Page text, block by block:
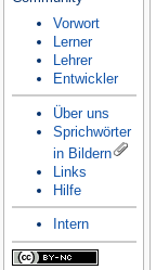
Vorwort
Lerner
Lehrer
Entwickler
Über uns
Sprichwörter
in Bildern
Links
Hilfe
Intern